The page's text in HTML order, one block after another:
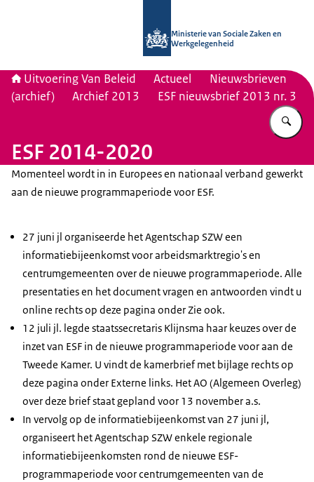
Ministerie van Sociale Zaken en
Werkgelegenheid
Uitvoering Van Beleid Actueel
Nieuwsbrieven
(archief)
Archief 2013 ESF nieuwsbrief 2013 nr. 3
ESF 2014-2020
Momenteel wordt in in Europees en nationaal verband gewerkt
aan de nieuwe programmaperiode voor ESF.
27 juni jl organiseerde het Agentschap SZW een
informatiebijeenkomst voor arbeidsmarktregio's en
centrumgemeenten over de nieuwe programmaperiode. Alle
presentaties en het document vragen en antwoorden vindt u
online rechts op deze pagina onder Zie ook.
12 juli jl. legde staatssecretaris Klijnsma haar keuzes over de
inzet van ESF in de nieuwe programmaperiode voor aan de
Tweede Kamer. U vindt de kamerbrief met bijlage rechts op
deze pagina onder Externe links. Het AO (Algemeen Overleg)
over deze brief staat gepland voor 13 november a.s.
In vervolg op de informatiebijeenkomst van 27 juni jl,
organiseert het Agentschap SZW enkele regionale
informatiebijeenkomsten rond de nieuwe ESF-
programmaperiode voor centrumgemeenten van de